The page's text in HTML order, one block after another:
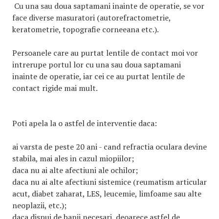
Cu una sau doua saptamani inainte de operatie, se vor
face diverse masuratori (autorefractometrie,
keratometrie, topografie corneeana etc.).
Persoanele care au purtat lentile de contact moi vor
intrerupe portul lor cu una sau doua saptamani
inainte de operatie, iar cei ce au purtat lentile de
contact rigide mai mult.
Poti apela la o astfel de interventie daca:
ai varsta de peste 20 ani - cand refractia oculara devine
stabila, mai ales in cazul miopiilor;
daca nu ai alte afectiuni ale ochilor;
daca nu ai alte afectiuni sistemice (reumatism articular
acut, diabet zaharat, LES, leucemie, limfoame sau alte
neoplazii, etc.);